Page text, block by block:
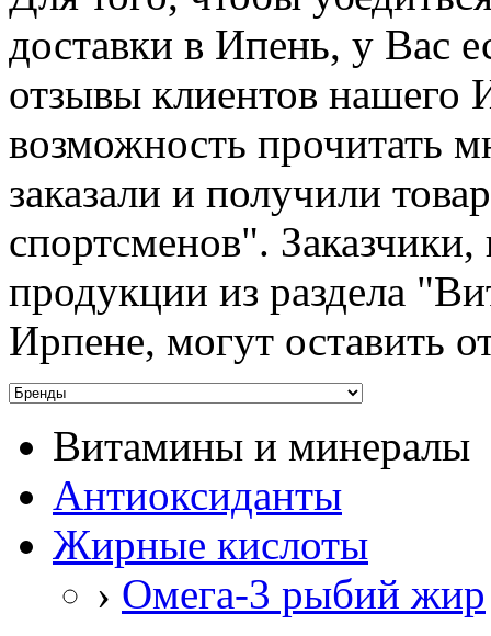
доставки в Ипень, у Вас
отзывы клиентов нашего
возможность прочитать
заказали и получили
спортсменов".
продукции из раздела
Ирпене, могут оставить
Витамины и минералы
Антиоксиданты
Жирные кислоты
› Омега-3 рыбий жир